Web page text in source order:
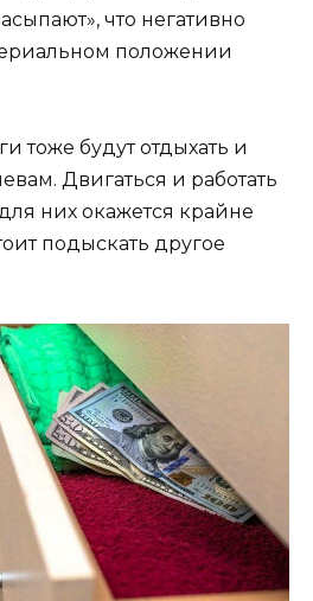
что негативно
положении
тоже будут отдыхать и
Двигаться и работать
них окажется крайне
подыскать другое